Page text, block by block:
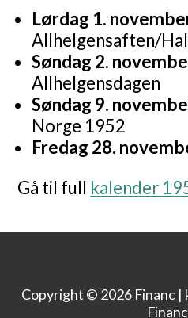
Lørdag 1.
Allhelgensaften/
Søndag 2.
Allhelgensdagen
Søndag 9.
Norge 1952
Fredag 28.
Gå til full kalender
Copyright © 2026 Financ |